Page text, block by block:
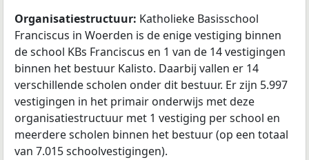
Organisatiestructuur: Katholieke Basisschool
Franciscus in Woerden is de enige vestiging binnen
de school KBs Franciscus en 1 van de 14 vestigingen
binnen het bestuur Kalisto. Daarbij vallen er 14
verschillende scholen onder dit bestuur. Er zijn 5.997
vestigingen in het primair onderwijs met deze
organisatiestructuur met 1 vestiging per school en
meerdere scholen binnen het bestuur (op een totaal
van 7.015 schoolvestigingen).